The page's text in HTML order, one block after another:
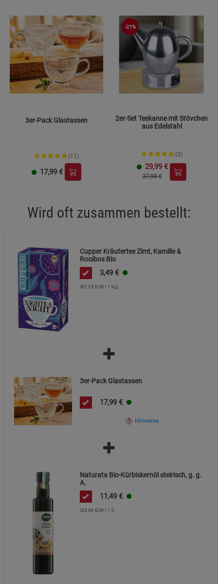
3er-Pack Glastassen
(11)
17,99 €
-21%
2er-Set Teekanne mit Stövchen
aus Edelstahl
(3)
29,99 €
37,98 €
Wird oft zusammen bestellt:
Cupper Kräutertee Zimt, Kamille &
Rooibos Bio
3,49 €
(87,25 EUR / 1 kg)
3er-Pack Glastassen
17,99 €
Hinweise
Naturata Bio-Kürbiskernöl steirisch, g. g.
A.
11,49 €
(45,96 EUR / 1 l)
Cookie-Informationenanzeigen
Statistik Cookies (2) Statistik Cookies
Beschreibung Statistik Cookies
Cookie-Informationen anzeigen
Beschreibung Marketing Cookies
Datenschutzerklärung Impressum